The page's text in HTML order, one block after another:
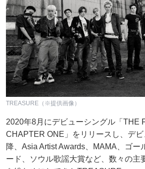
TREASURE（※提供画像）
2020年8月にデビューシングル「THE
CHAPTER ONE」をリリースし、デ
降、Asia Artist Awards、MAMA、ゴー
ード、ソウル歌謡大賞など、数々の主